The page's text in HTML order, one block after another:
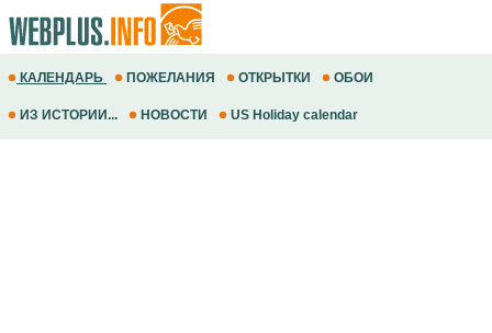
КАЛЕНДАРЬ ПОЖЕЛАНИЯ ОТКРЫТКИ ОБОИ
ИЗ ИСТОРИИ... НОВОСТИ US Holiday calendar